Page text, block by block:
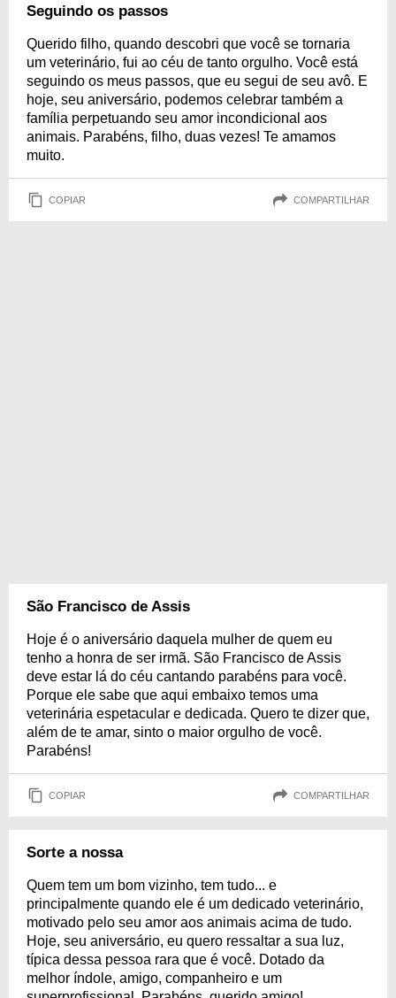
Seguindo os passos
Querido filho, quando descobri que você se tornaria
um veterinário, fui ao céu de tanto orgulho. Você está
seguindo os meus passos, que eu segui de seu avô. E
hoje, seu aniversário, podemos celebrar também a
família perpetuando seu amor incondicional aos
animais. Parabéns, filho, duas vezes! Te amamos
muito.
COPIAR COMPARTILHAR
São Francisco de Assis
Hoje é o aniversário daquela mulher de quem eu
tenho a honra de ser irmã. São Francisco de Assis
deve estar lá do céu cantando parabéns para você.
Porque ele sabe que aqui embaixo temos uma
veterinária espetacular e dedicada. Quero te dizer que,
além de te amar, sinto o maior orgulho de você.
Parabéns!
COPIAR COMPARTILHAR
Sorte a nossa
Quem tem um bom vizinho, tem tudo... e
principalmente quando ele é um dedicado veterinário,
motivado pelo seu amor aos animais acima de tudo.
Hoje, seu aniversário, eu quero ressaltar a sua luz,
típica dessa pessoa rara que é você. Dotado da
melhor índole, amigo, companheiro e um